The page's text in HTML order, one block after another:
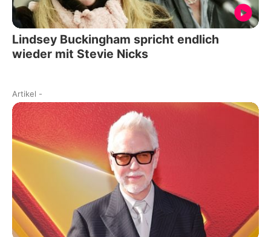
Lindsey Buckingham spricht endlich
wieder mit Stevie Nicks
Artikel -